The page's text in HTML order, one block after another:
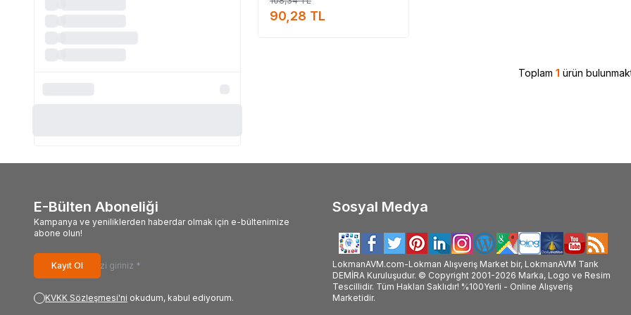
90,28 TL
Toplam 1 ürün
E-Bülten Aboneliği
Kampanya ve yeniliklerden haberdar olmak için e-bültenimize
abone olun!
Kayıt Ol
KVKK Sözleşmesi'ni okudum, kabul ediyorum.
Sosyal Medya
LokmanAVM.com-Lokman Alışveriş Market bir, LokmanAVM Tarık
DEMİRA Kuruluşudur. © Copyright 2001-2026 Marka, Logo ve Resim
Tescillidir. Tüm Hakları Saklıdır! %100Yerli - Online Alışveriş
Marketidir.